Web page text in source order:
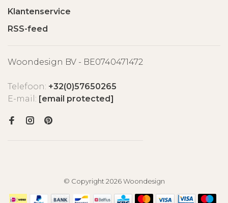
Klantenservice
RSS-feed
Woondesign BV - BE0740471472
Telefoon: +32(0)57650265
E-mail: [email protected]
© Copyright 2026 Woondesign